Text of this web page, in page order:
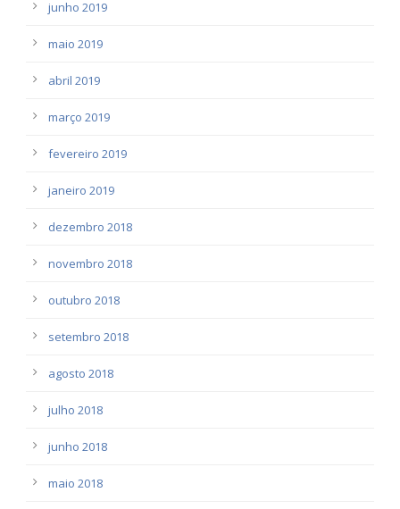
junho 2019
maio 2019
abril 2019
março 2019
fevereiro 2019
janeiro 2019
dezembro 2018
novembro 2018
outubro 2018
setembro 2018
agosto 2018
julho 2018
junho 2018
maio 2018